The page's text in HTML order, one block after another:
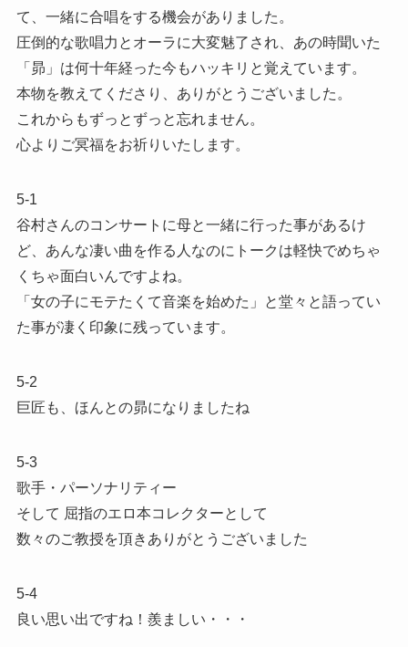
て、一緒に合唱をする機会がありました。
圧倒的な歌唱力とオーラに大変魅了され、あの時聞いた
「昴」は何十年経った今もハッキリと覚えています。
本物を教えてくださり、ありがとうございました。
これからもずっとずっと忘れません。
心よりご冥福をお祈りいたします。
5-1
谷村さんのコンサートに母と一緒に行った事があるけ
ど、あんな凄い曲を作る人なのにトークは軽快でめちゃ
くちゃ面白いんですよね。
「女の子にモテたくて音楽を始めた」と堂々と語ってい
た事が凄く印象に残っています。
5-2
巨匠も、ほんとの昴になりましたね
5-3
歌手・パーソナリティー
そして 屈指のエロ本コレクターとして
数々のご教授を頂きありがとうございました
5-4
良い思い出ですね！羨ましい・・・